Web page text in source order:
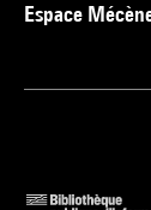
Espace